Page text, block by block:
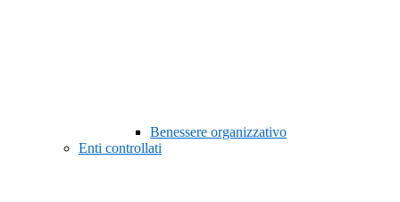
Benessere organizzativo
Enti controllati